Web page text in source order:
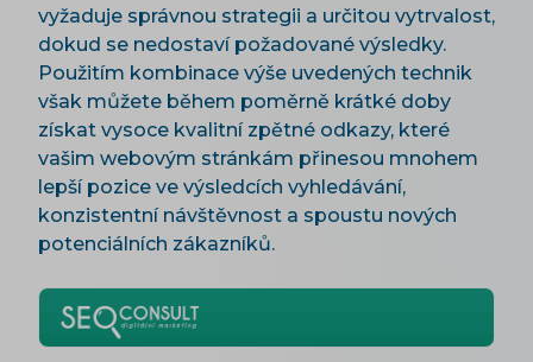
vyžaduje správnou strategii a určitou vytrvalost,
dokud se nedostaví požadované výsledky.
Použitím kombinace výše uvedených technik
však můžete během poměrně krátké doby
získat vysoce kvalitní zpětné odkazy, které
vašim webovým stránkám přinesou mnohem
lepší pozice ve výsledcích vyhledávání,
konzistentní návštěvnost a spoustu nových
potenciálních zákazníků.